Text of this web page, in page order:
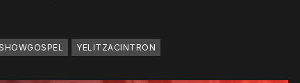
YELITZACINTRON